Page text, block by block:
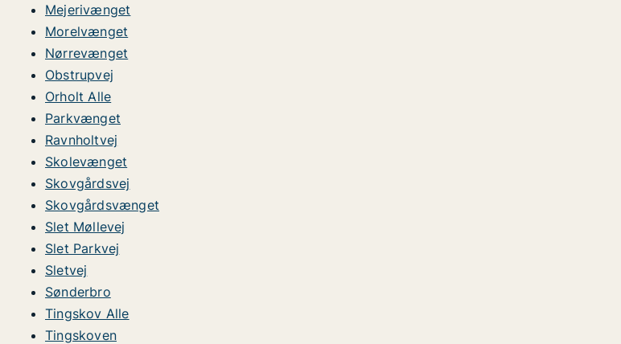
Mejerivænget
Morelvænget
Nørrevænget
Obstrupvej
Orholt Alle
Parkvænget
Ravnholtvej
Skolevænget
Skovgårdsvej
Skovgårdsvænget
Slet Møllevej
Slet Parkvej
Sletvej
Sønderbro
Tingskov Alle
Tingskoven